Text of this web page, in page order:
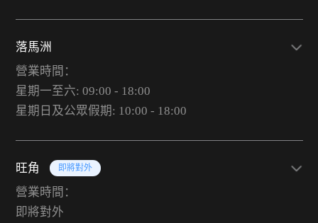
落馬洲
營業時間：
星期一至六: 09:00 - 18:00
星期日及公眾假期: 10:00 - 18:00
旺角 即將對外
營業時間：
即將對外